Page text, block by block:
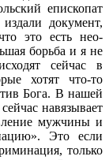
епископат
документ,
это есть нео-
борьба и я не
сейчас в
хотят что-то
Бога. В нашей
навязывает
мужчины и
Это если
только